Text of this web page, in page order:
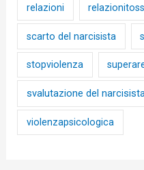
relazioni
scarto del narcisista
stopviolenza
svalutazione del
violenzapsicologica